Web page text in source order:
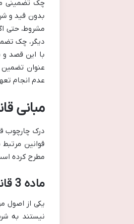
چک تضمینی
بدون قید و
مشروط، حتی
دیگر، چک
با این قصد
عنوان
عدم انجام
مبانی
درک چارچوب
قوانین
مطرح کرده
ماده 3 قانون صدور چک: عدم توجه بانک به شرط مندرج در متن چک
نیستند به